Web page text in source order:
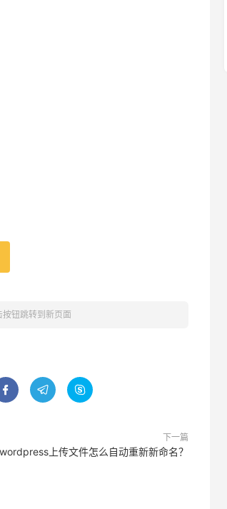
钮跳转到新页面
  
下一篇
wordpress上传文件怎么自动重新新命名？